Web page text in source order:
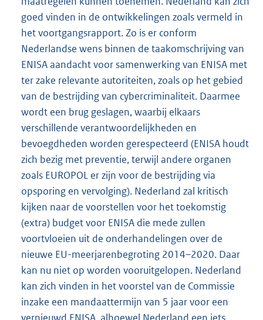
goed vinden in de ontwikkelingen zoals vermeld in
het voortgangsrapport. Zo is er conform
Nederlandse wens binnen de taakomschrijving van
ENISA aandacht voor samenwerking van ENISA met
ter zake relevante autoriteiten, zoals op het gebied
van de bestrijding van cybercriminaliteit. Daarmee
wordt een brug geslagen, waarbij elkaars
verschillende verantwoordelijkheden en
bevoegdheden worden gerespecteerd (ENISA houdt
zich bezig met preventie, terwijl andere organen
zoals EUROPOL er zijn voor de bestrijding via
opsporing en vervolging). Nederland zal kritisch
kijken naar de voorstellen voor het toekomstig
(extra) budget voor ENISA die mede zullen
voortvloeien uit de onderhandelingen over de
nieuwe EU-meerjarenbegroting 2014–2020. Daar
kan nu niet op worden vooruitgelopen. Nederland
kan zich vinden in het voorstel van de Commissie
inzake een mandaattermijn van 5 jaar voor een